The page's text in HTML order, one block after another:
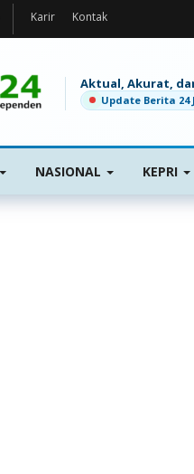
Karir Kontak
Aktual, Akurat,
Update Berita 24
NASIONAL KEPRI